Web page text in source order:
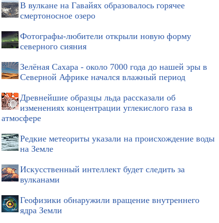
В вулкане на Гавайях образовалось горячее
смертоносное озеро
Фотографы-любители открыли новую форму
северного сияния
Зелёная Сахара - около 7000 года до нашей эры в
Северной Африке начался влажный период
Древнейшие образцы льда рассказали об
изменениях концентрации углекислого газа в
атмосфере
Редкие метеориты указали на происхождение воды
на Земле
Искусственный интеллект будет следить за
вулканами
Геофизики обнаружили вращение внутреннего
ядра Земли